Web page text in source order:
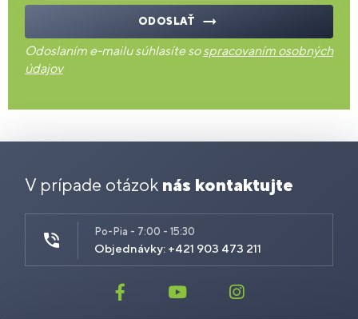
ODOSLAŤ
Odoslaním e-mailu súhlasíte sospracovaním osobných
údajov
V prípade otázok nás kontaktujte
Po-Pia - 7:00 - 15:30
Objednávky: +421 903 473 211